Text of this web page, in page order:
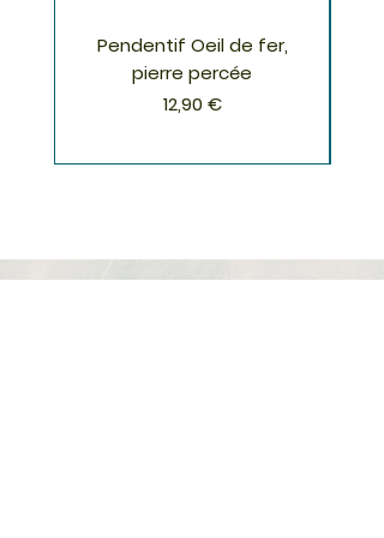
Pendentif Oeil de fer,
pierre percée
Prix
12,90 €